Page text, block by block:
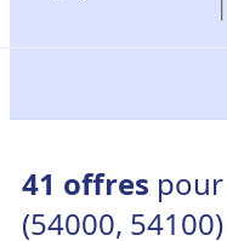
41 offres
(54000, 54100)